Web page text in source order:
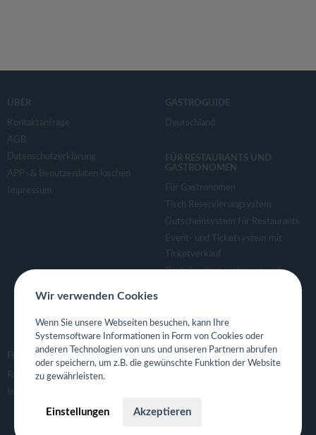
ÜBER
Kontaktanfrage
AGB
Datenschutzerklärung
APP- & Benutzerdaten löschen
Impressum
GASTROGUIDE
Deutschland
FÜR RESTAURANTS UND
GASTRONOMEN
Für Gastronomen
Tisch Reservierungsystem
Gutscheinsystem für Restaurants
Event- und Ticketsystem mit
Ticketverkauf
Bestellsystem Lieferung und
Eigene App für Restaurant
FOLGE UNS
Facebook
Instagram
Wir verwenden Cookies
Wenn Sie unsere Webseiten besuchen, kann Ihre
Systemsoftware Informationen in Form von Cookies oder
anderen Technologien von uns und unseren Partnern abrufen
oder speichern, um z.B. die gewünschte Funktion der Website
zu gewährleisten.
Einstellungen Akzeptieren